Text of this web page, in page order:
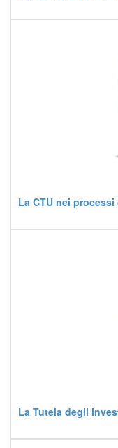
La CTU nei
La Tutela degli